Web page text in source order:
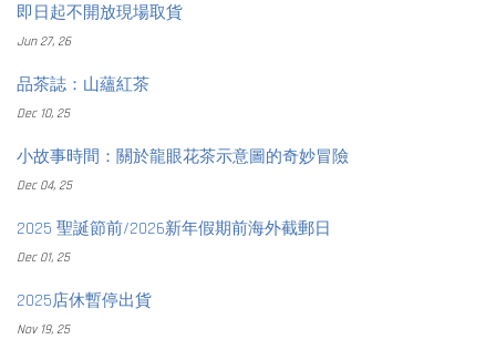
即日起不開放現場取貨
Jun 27, 26
品茶誌：山蘊紅茶
Dec 10, 25
小故事時間：關於龍眼花茶示意圖的奇妙冒險
Dec 04, 25
2025 聖誕節前/2026新年假期前海外截郵日
Dec 01, 25
2025店休暫停出貨
Nov 19, 25